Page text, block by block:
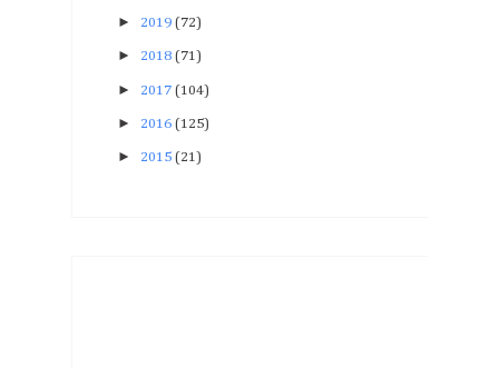
► 2019 (72)
► 2018 (71)
► 2017 (104)
► 2016 (125)
► 2015 (21)